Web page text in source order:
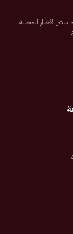
سعودية تم تأسيسها عام 2007م تهتم بنشر الأخبار المحلية